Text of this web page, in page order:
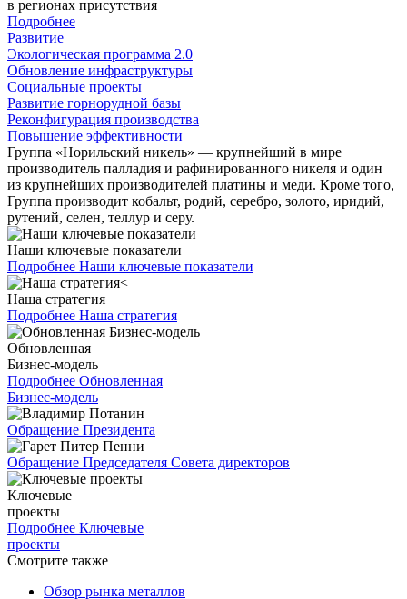
в регионах присутствия
Подробнее
Развитие
Экологическая программа 2.0
Обновление инфраструктуры
Социальные проекты
Развитие горнорудной базы
Реконфигурация производства
Повышение эффективности
Группа «Норильский никель» — крупнейший в мире
производитель палладия и рафинированного никеля и один
из крупнейших производителей платины и меди. Кроме того,
Группа производит кобальт, родий, серебро, золото, иридий,
рутений, селен, теллур и серу.
Наши ключевые показатели
Подробнее Наши ключевые показатели
Наша стратегия
Подробнее Наша стратегия
Обновленная
Бизнес-модель
Подробнее Обновленная
Бизнес-модель
Обращение Президента
Обращение Председателя Совета директоров
Ключевые
проекты
Подробнее Ключевые
проекты
Смотрите также
Обзор рынка металлов